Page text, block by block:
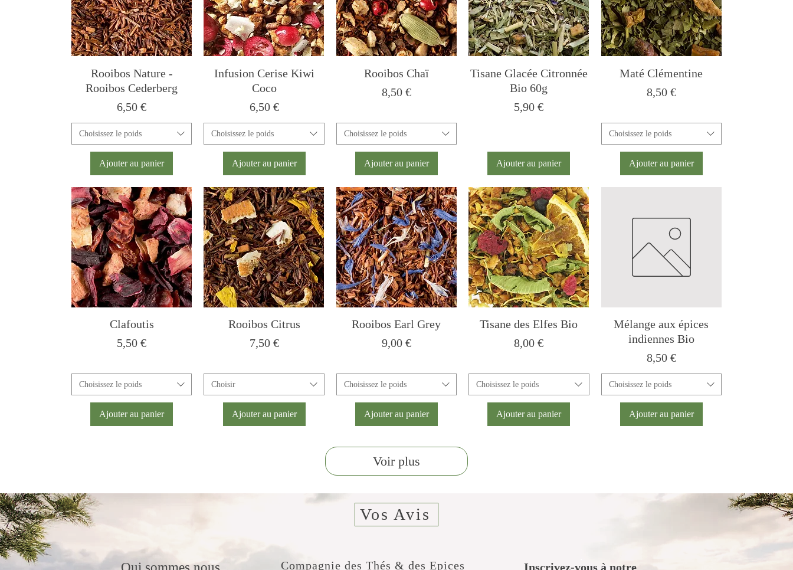
Rooibos Nature -
Rooibos Cederberg
Prix
6,50 €
Choisissez le poids
Ajouter au panier
Infusion Cerise Kiwi
Coco
Prix
6,50 €
Choisissez le poids
Ajouter au panier
Rooibos Chaï
Prix
8,50 €
Choisissez le poids
Ajouter au panier
Tisane Glacée Citronnée
Bio 60g
Prix
5,90 €
Ajouter au panier
Maté Clémentine
Prix
8,50 €
Choisissez le poids
Ajouter au panier
Clafoutis
Prix
5,50 €
Choisissez le poids
Ajouter au panier
Rooibos Citrus
Prix
7,50 €
Choisir
Ajouter au panier
Rooibos Earl Grey
Prix
9,00 €
Choisissez le poids
Ajouter au panier
Tisane des Elfes Bio
Prix
8,00 €
Choisissez le poids
Ajouter au panier
Mélange aux épices
indiennes Bio
Prix
8,50 €
Choisissez le poids
Ajouter au panier
Voir plus
Inscrivez-vous à notre
Compagnie des Thés & des Epices
Vos Avis